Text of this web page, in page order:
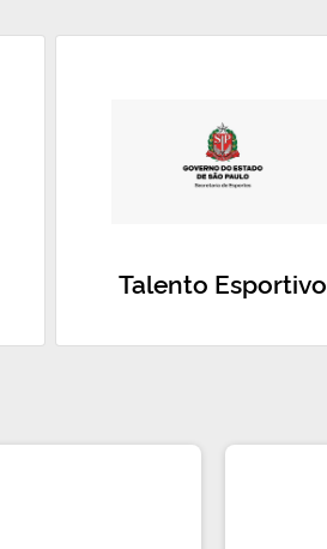
Talento Esportivo